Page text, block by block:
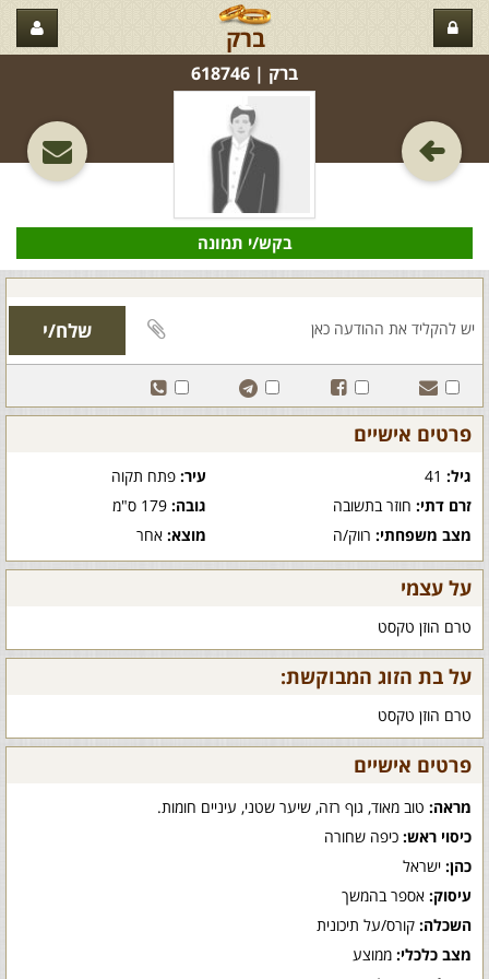
ברק
ברק‏ | 618746
בקש/י תמונה
פרטים אישיים
גיל: עיר:פתח תקוה
זרם דתי: חוזר בתשובה גובה:179 ס"מ
מצב משפחתי: רווק/ה מוצא:אחר
על עצמי
טרם הוזן טקסט
על בת הזוג המבוקשת:
טרם הוזן טקסט
פרטים אישיים
מראה: טוב מאוד, גוף רזה, שיער שטני, עיניים חומות.
כיסוי ראש: כיפה שחורה
כהן: ישראל
עיסוק: אספר בהמשך
השכלה: קורס/על תיכונית
מצב כלכלי: ממוצע